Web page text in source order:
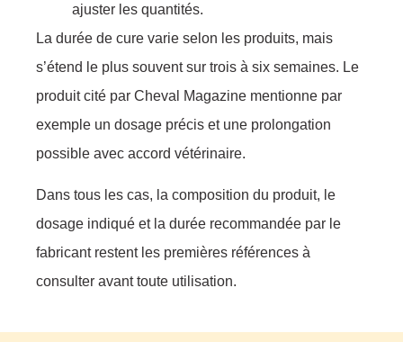
ajuster les quantités.
La durée de cure varie selon les produits, mais
s’étend le plus souvent sur trois à six semaines. Le
produit cité par Cheval Magazine mentionne par
exemple un dosage précis et une prolongation
possible avec accord vétérinaire.
Dans tous les cas, la composition du produit, le
dosage indiqué et la durée recommandée par le
fabricant restent les premières références à
consulter avant toute utilisation.